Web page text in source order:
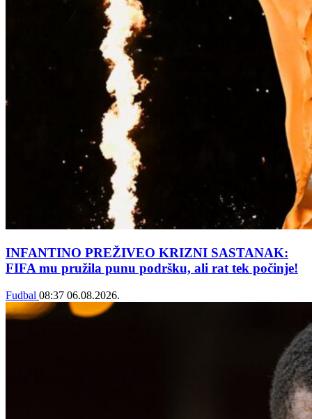
INFANTINO PREŽIVEO KRIZNI SASTANAK:
FIFA mu pružila punu podršku, ali rat tek počinje!
Fudbal 08:37 06.08.2026.